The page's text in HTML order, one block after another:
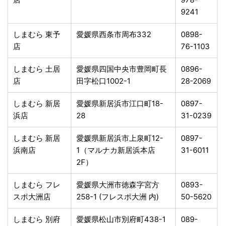
9241
しまむら 東予
店
愛媛県西条市周布332
0898-
76-1103
しまむら 土居
店
愛媛県四国中央市豊岡町長
田字松口1002-1
0896-
28-2069
しまむら 新居
浜店
愛媛県新居浜市江口町18-
28
0897-
31-0239
しまむら 新居
浜南店
愛媛県新居浜市上泉町12-
1（マルナカ新居浜本店
2F）
0897-
31-6011
しまむら フレ
スポ大洲店
愛媛県大洲市徳森字宮方
258-1 (フレスポ大洲 内)
0893-
50-5620
しまむら 別府
愛媛県松山市別府町438-1
089-